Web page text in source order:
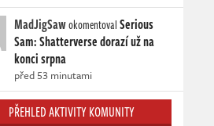
MadJigSawokomentovalSerious
Sam: Shatterverse dorazí už na
konci srpna
před 53 minutami
PŘEHLED AKTIVITY KOMUNITY